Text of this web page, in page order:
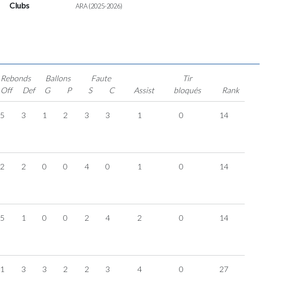
Clubs ARA (2025-2026)
Rebonds
Off
Def
Ballons
G
P
Faute
S
C Assist
Tir
bloqués
Rank
5 3 1 2 3 3 1 0 14
2 2 0 0 4 0 1 0 14
5 1 0 0 2 4 2 0 14
1 3 3 2 2 3 4 0 27